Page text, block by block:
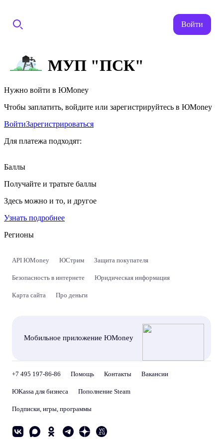
Войти
МУП "ПСК"
Нужно войти в ЮMoney
Чтобы заплатить, войдите или зарегистрируйтесь в ЮMoney
ВойтиЗарегистрироваться
Для платежа подходят:
Баллы
Получайте и тратьте баллы
Здесь можно и то, и другое
Узнать подробнее
Регионы
API ЮMoney ЮСтрим Защита покупателя
Безопасность в интернете Юридическая информация
Карта сайта Про деньги
Мобильное приложение ЮMoney
+7 495 197-86-86 Помощь Контакты Вакансии
ЮKassa для бизнеса Пополнение Steam
Подписки, игры, программы